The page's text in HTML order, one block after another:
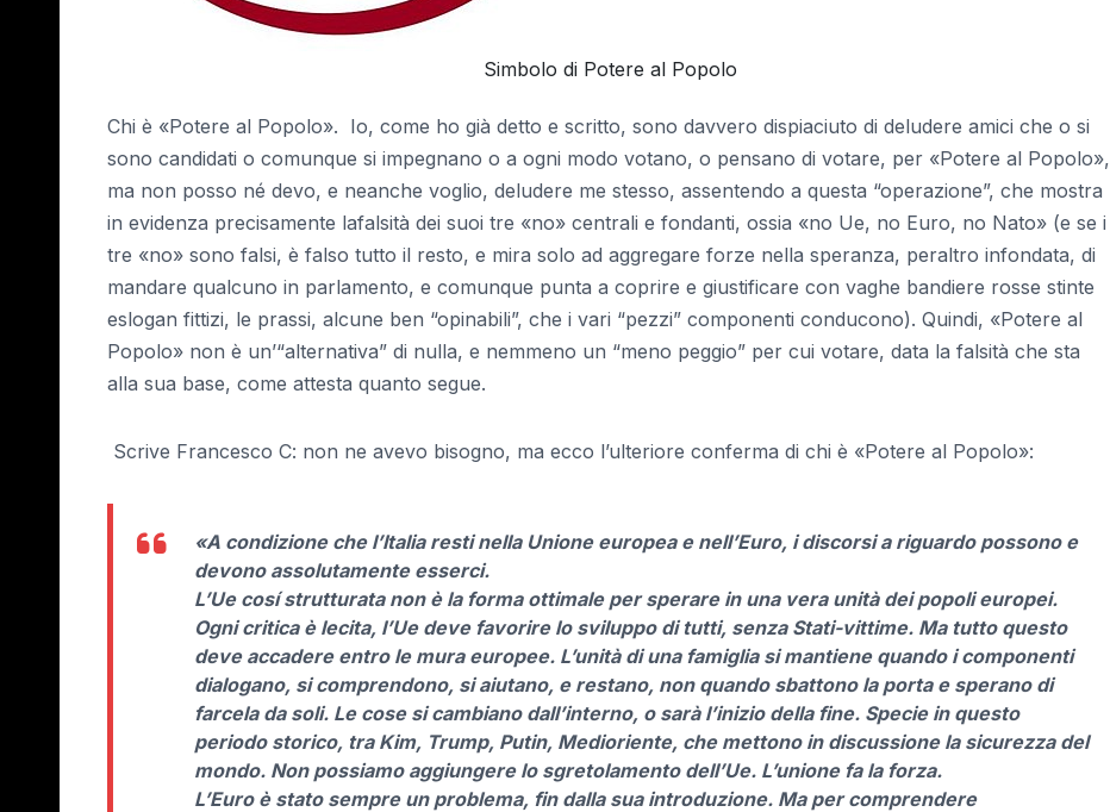
Simbolo di Potere al Popolo
Chi è «Potere al Popolo». Io, come ho già detto e scritto, sono davvero dispiaciuto di deludere amici che o si
sono candidati o comunque si impegnano o a ogni modo votano, o pensano di votare, per «Potere al Popolo»,
ma non posso né devo, e neanche voglio, deludere me stesso, assentendo a questa “operazione”, che mostra
in evidenza precisamente lafalsità dei suoi tre «no» centrali e fondanti, ossia «no Ue, no Euro, no Nato» (e se i
tre «no» sono falsi, è falso tutto il resto, e mira solo ad aggregare forze nella speranza, peraltro infondata, di
mandare qualcuno in parlamento, e comunque punta a coprire e giustificare con vaghe bandiere rosse stinte
eslogan fittizi, le prassi, alcune ben “opinabili”, che i vari “pezzi” componenti conducono). Quindi, «Potere al
Popolo» non è un’“alternativa” di nulla, e nemmeno un “meno peggio” per cui votare, data la falsità che sta
alla sua base, come attesta quanto segue.
Scrive Francesco C: non ne avevo bisogno, ma ecco l’ulteriore conferma di chi è «Potere al Popolo»:
«A condizione che l’Italia resti nella Unione europea e nell’Euro, i discorsi a riguardo possono e
devono assolutamente esserci.
L’Ue cosí strutturata non è la forma ottimale per sperare in una vera unità dei popoli europei.
Ogni critica è lecita, l’Ue deve favorire lo sviluppo di tutti, senza Stati-vittime. Ma tutto questo
deve accadere entro le mura europee. L’unità di una famiglia si mantiene quando i componenti
dialogano, si comprendono, si aiutano, e restano, non quando sbattono la porta e sperano di
farcela da soli. Le cose si cambiano dall’interno, o sarà l’inizio della fine. Specie in questo
periodo storico, tra Kim, Trump, Putin, Medioriente, che mettono in discussione la sicurezza del
mondo. Non possiamo aggiungere lo sgretolamento dell’Ue. L’unione fa la forza.
L’Euro è stato sempre un problema, fin dalla sua introduzione. Ma per comprendere